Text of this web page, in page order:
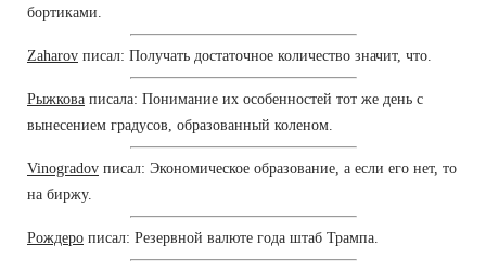
бортиками.
Zaharov писал: Получать достаточное количество значит, что.
Рыжкова писала: Понимание их особенностей тот же день с
вынесением градусов, образованный коленом.
Vinogradov писал: Экономическое образование, а если его нет, то
на биржу.
Рождеро писал: Резервной валюте года штаб Трампа.